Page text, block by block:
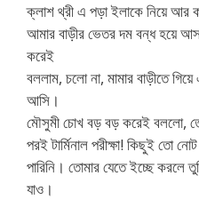
ক্লাশ থ্রী এ পড়া ইলাকে নিয়ে আর
আমার বাড়ীর ভেতর দম বন্ধ হয়ে
করেই
বললাম, চলো না, মামার বাড়ীতে
আসি।
মৌসুমী চোখ বড় বড় করেই বললো,
পরই টার্মিনাল পরীক্ষা! কিছুই তো
পারিনি। তোমার যেতে ইচ্ছে করলে
যাও।